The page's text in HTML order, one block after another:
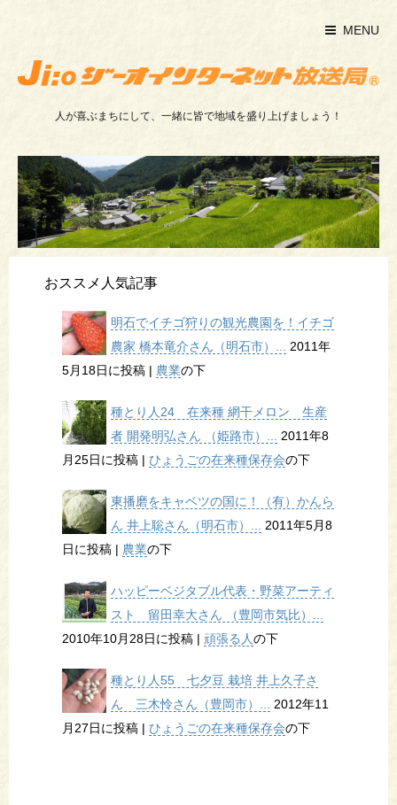
MENU
人が喜ぶまちにして、一緒に皆で地域を盛り上げましょう！
おススメ人気記事
明石でイチゴ狩りの観光農園を！イチゴ
農家 橋本竜介さん（明石市）... 2011年
5月18日に投稿 | 農業の下
種とり人24 在来種 網干メロン 生産
者 開発明弘さん （姫路市）... 2011年8
月25日に投稿 | ひょうごの在来種保存会の下
東播磨をキャベツの国に！（有）かんら
ん 井上聡さん（明石市）... 2011年5月8
日に投稿 | 農業の下
ハッピーベジタブル代表・野菜アーティ
スト 留田幸大さん （豊岡市気比）...
2010年10月28日に投稿 | 頑張る人の下
種とり人55 七夕豆 栽培 井上久子さ
ん 三木怜さん（豊岡市）... 2012年11
月27日に投稿 | ひょうごの在来種保存会の下